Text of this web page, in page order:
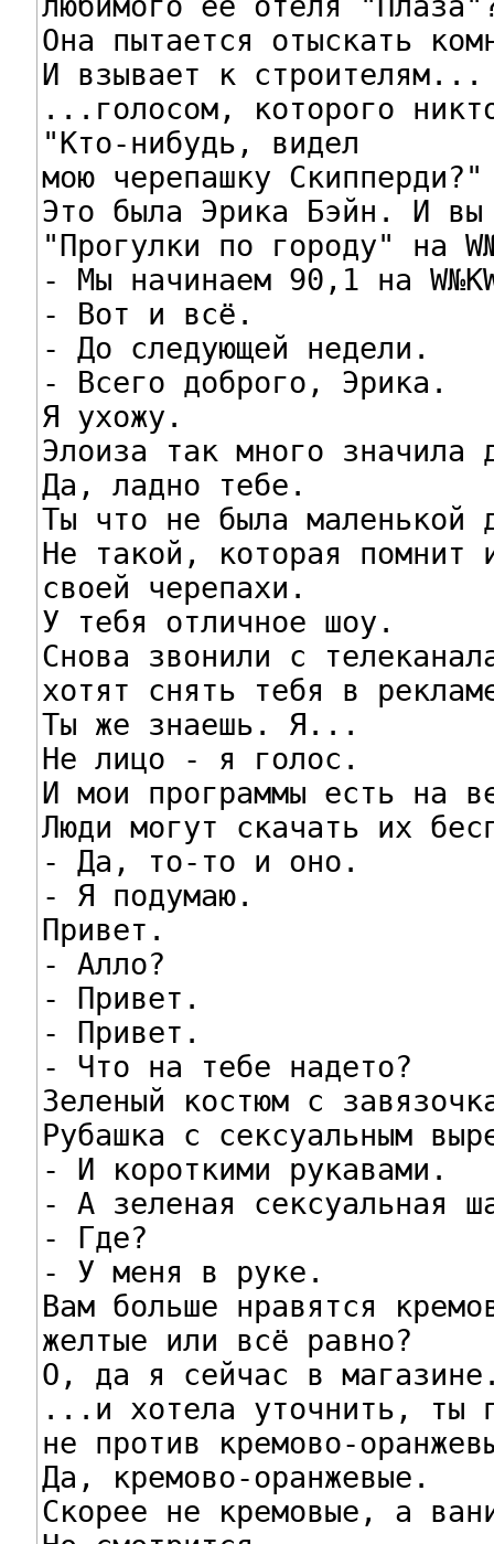
Она пытается отыскать
И взывает к строителям...
...голосом, которого
"Кто-нибудь, видел
мою черепашку Скипперди?"
Это была Эрика Бэйн. И вы
"Прогулки по городу" на
- Мы начинаем 90,1 на
- Вот и всё.
- До следующей недели.
- Всего доброго, Эрика.
Я ухожу.
Элоиза так много значила
Да, ладно тебе.
Ты что не была маленькой
Не такой, которая помнит
своей черепахи.
У тебя отличное шоу.
Снова звонили с
хотят снять тебя в
Ты же знаешь. Я...
Не лицо - я голос.
И мои программы есть на
Люди могут скачать их
- Да, то-то и оно.
- Я подумаю.
Привет.
- Алло?
- Привет.
- Привет.
- Что на тебе надето?
Зеленый костюм с
Рубашка с сексуальным
- И короткими рукавами.
- А зеленая сексуальная
- Где?
- У меня в руке.
Вам больше нравятся
желтые или всё равно?
О, да я сейчас в
...и хотела уточнить, ты
не против кремово-
Да, кремово-оранжевые.
Скорее не кремовые, а